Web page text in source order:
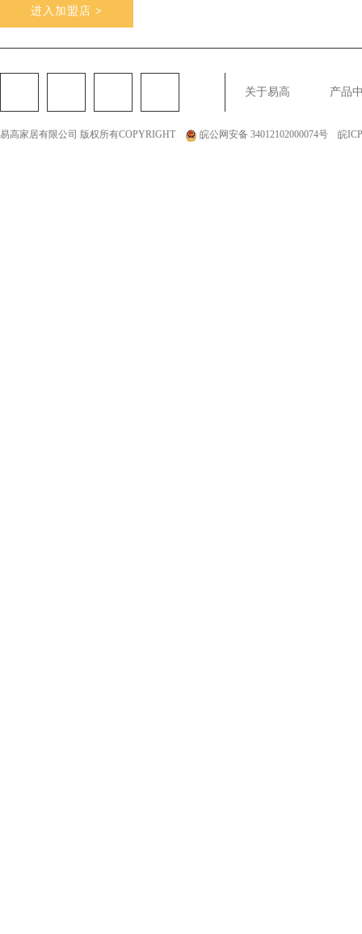
进入加盟店 >
关于易高 产品
全屋定制 定制家具 整体家居 衣柜定制 橱柜定制 全屋定制加盟 全屋整装 全屋定制
易高家居有限公司 版权所有COPYRIGHT 皖公网安备 34012102000074号 皖